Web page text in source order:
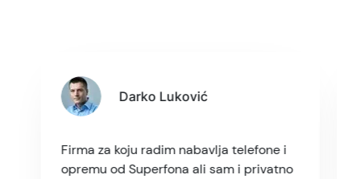
Darko Luković
Firma za koju radim nabavlja telefone i
opremu od Superfona ali sam i privatno